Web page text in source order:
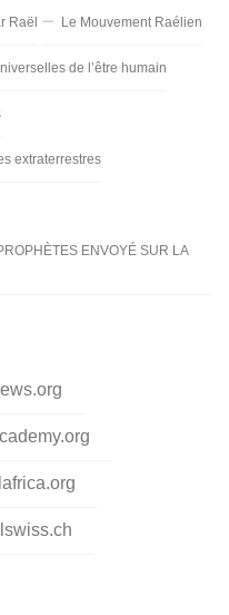
Raël Le Mouvement Raélien
de l’être humain
extraterrestres
ENVOYÉ SUR LA